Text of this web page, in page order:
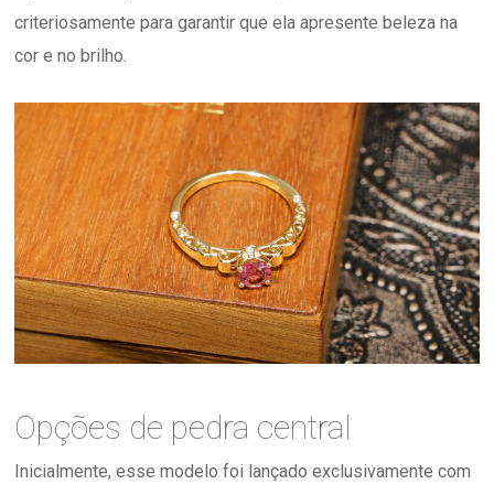
criteriosamente para garantir que ela apresente beleza na
cor e no brilho.
Opções de pedra central
Inicialmente, esse modelo foi lançado exclusivamente com